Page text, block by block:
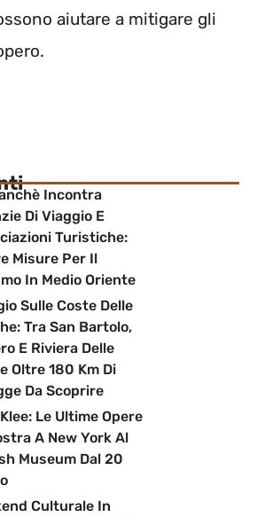
aiutare a mitigare gli
Incontra
Di Viaggio E
Turistiche:
Misure Per Il
In Medio Oriente
Sulle Coste Delle
Tra San Bartolo,
E Riviera Delle
Oltre 180 Km Di
Da Scoprire
Le Ultime Opere
A New York Al
Museum Dal 20
Culturale In